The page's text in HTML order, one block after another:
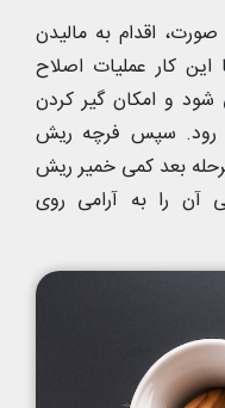
اقدام به مالیدن
کار عملیات اصلاح
و امکان گیر کردن
رود. سپس فرچه ریش
بعد کمی خمیر ریش
آن را به آرامی روی